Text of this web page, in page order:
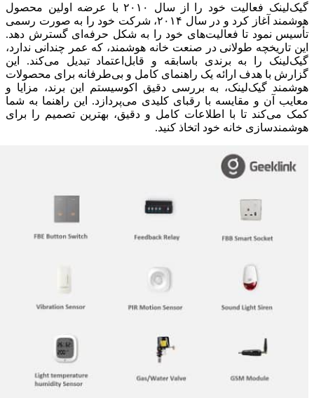
گیک‌لینک فعالیت خود را از سال ۲۰۱۰ با عرضه اولین محصول
هوشمند آغاز کرد و در سال ۲۰۱۴، شرکت خود را به صورت رسمی
تأسیس نمود تا فعالیت‌های خود را به شکل حرفه‌ای گسترش دهد.
این تاریخچه طولانی در صنعت خانه‌ هوشمند، که عمر چندانی ندارد،
گیک‌لینک را به برندی باسابقه و قابل‌اعتماد تبدیل می‌کند. این
گزارش با هدف ارائه یک راهنمای کامل و بی‌طرفانه برای محصولات
هوشمند گیک‌لینک، به بررسی دقیق اکوسیستم این برند، مزایا و
معایب آن و مقایسه با رقبای کلیدی می‌پردازد. این راهنما به شما
کمک می‌کند تا با اطلاعات کامل و دقیق، بهترین تصمیم را برای
هوشمندسازی خانه خود اتخاذ کنید.